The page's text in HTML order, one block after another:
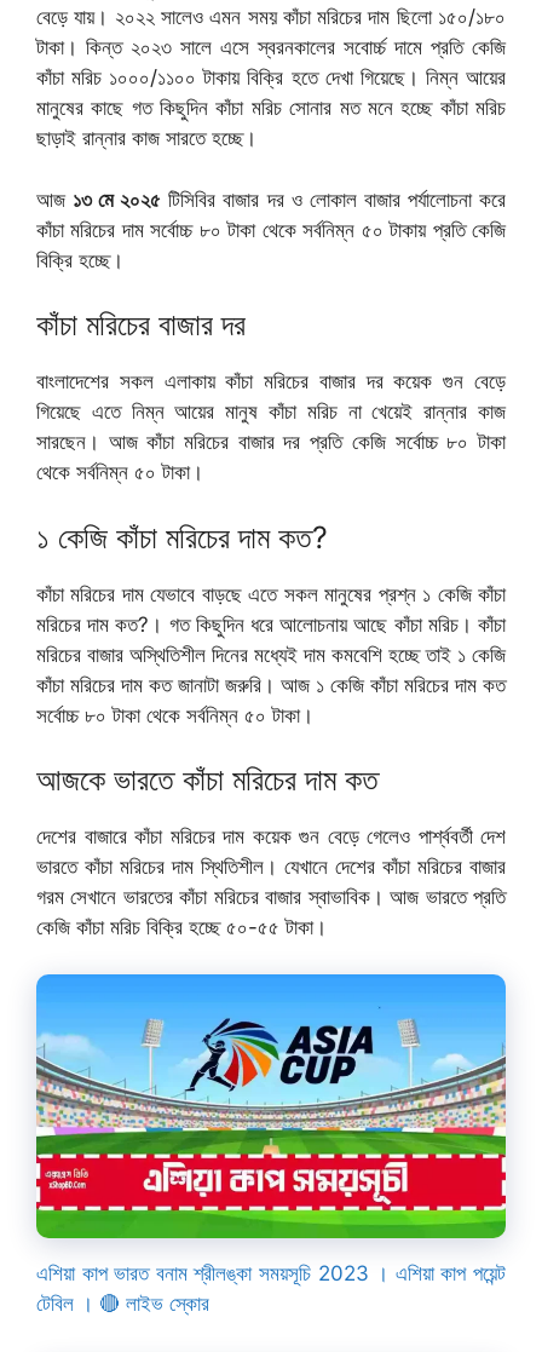
বেড়ে যায়। ২০২২ সালেও এমন সময় কাঁচা মরিচের দাম ছিলো ১৫০/১৮০
টাকা। কিন্ত ২০২৩ সালে এসে স্বরনকালের সবোর্চ্চ দামে প্রতি কেজি
কাঁচা মরিচ ১০০০/১১০০ টাকায় বিক্রি হতে দেখা গিয়েছে। নিম্ন আয়ের
মানুষের কাছে গত কিছুদিন কাঁচা মরিচ সোনার মত মনে হচ্ছে কাঁচা মরিচ
ছাড়াই রান্নার কাজ সারতে হচ্ছে।
আজ ১৩ মে ২০২৫ টিসিবির বাজার দর ও লোকাল বাজার পর্যালোচনা করে
কাঁচা মরিচের দাম সর্বোচ্চ ৮০ টাকা থেকে সর্বনিম্ন ৫০ টাকায় প্রতি কেজি
বিক্রি হচ্ছে।
কাঁচা মরিচের বাজার দর
বাংলাদেশের সকল এলাকায় কাঁচা মরিচের বাজার দর কয়েক গুন বেড়ে
গিয়েছে এতে নিম্ন আয়ের মানুষ কাঁচা মরিচ না খেয়েই রান্নার কাজ
সারছেন। আজ কাঁচা মরিচের বাজার দর প্রতি কেজি সর্বোচ্চ ৮০ টাকা
থেকে সর্বনিম্ন ৫০ টাকা।
১ কেজি কাঁচা মরিচের দাম কত?
কাঁচা মরিচের দাম যেভাবে বাড়ছে এতে সকল মানুষের প্রশ্ন ১ কেজি কাঁচা
মরিচের দাম কত?। গত কিছুদিন ধরে আলোচনায় আছে কাঁচা মরিচ। কাঁচা
মরিচের বাজার অস্থিতিশীল দিনের মধ্যেই দাম কমবেশি হচ্ছে তাই ১ কেজি
কাঁচা মরিচের দাম কত জানাটা জরুরি। আজ ১ কেজি কাঁচা মরিচের দাম কত
সর্বোচ্চ ৮০ টাকা থেকে সর্বনিম্ন ৫০ টাকা।
আজকে ভারতে কাঁচা মরিচের দাম কত
দেশের বাজারে কাঁচা মরিচের দাম কয়েক গুন বেড়ে গেলেও পার্শ্ববর্তী দেশ
ভারতে কাঁচা মরিচের দাম স্থিতিশীল। যেখানে দেশের কাঁচা মরিচের বাজার
গরম সেখানে ভারতের কাঁচা মরিচের বাজার স্বাভাবিক। আজ ভারতে প্রতি
কেজি কাঁচা মরিচ বিক্রি হচ্ছে ৫০-৫৫ টাকা।
এশিয়া কাপ ভারত বনাম শ্রীলঙ্কা সময়সূচি 2023 । এশিয়া কাপ পয়েন্ট
টেবিল । 🔴 লাইভ স্কোর